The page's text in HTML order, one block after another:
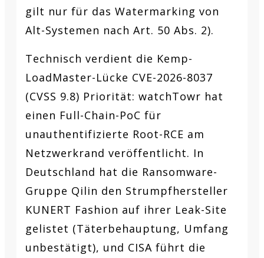
gilt nur für das Watermarking von
Alt-Systemen nach Art. 50 Abs. 2).
Technisch verdient die Kemp-
LoadMaster-Lücke CVE-2026-8037
(CVSS 9.8) Priorität: watchTowr hat
einen Full-Chain-PoC für
unauthentifizierte Root-RCE am
Netzwerkrand veröffentlicht. In
Deutschland hat die Ransomware-
Gruppe Qilin den Strumpfhersteller
KUNERT Fashion auf ihrer Leak-Site
gelistet (Täterbehauptung, Umfang
unbestätigt), und CISA führt die